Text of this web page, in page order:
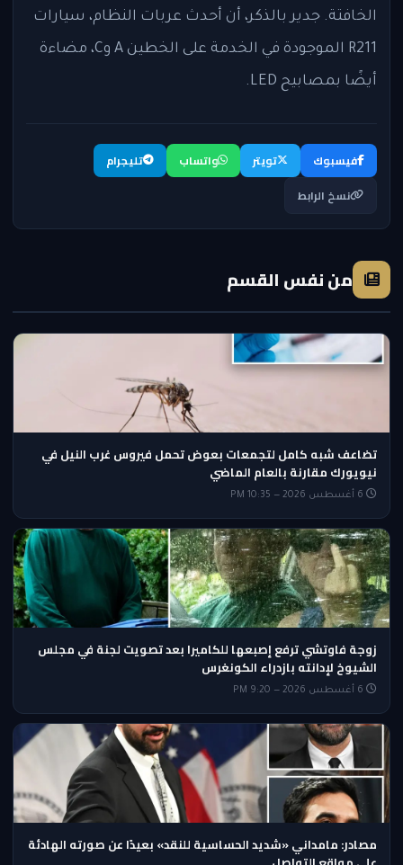
الخافتة. جدير بالذكر، أن أحدث عربات النظام، سيارات
R211 الموجودة في الخدمة على الخطين A وC، مضاءة
أيضًا بمصابيح LED.
فيسبوك تويتر واتساب
تليجرام
نسخ الرابط
من نفس القسم
تضاعف شبه كامل لتجمعات بعوض تحمل فيروس غرب النيل في
نيويورك مقارنة بالعام الماضي
زوجة فاوتشي ترفع إصبعها للكاميرا بعد تصويت لجنة في مجلس
الشيوخ لإدانته بازدراء الكونغرس
مصادر: مامداني «شديد الحساسية للنقد» بعيدًا عن صورته الهادئة